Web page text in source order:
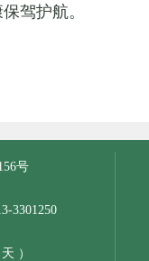
驾护航。
号
3301250
）